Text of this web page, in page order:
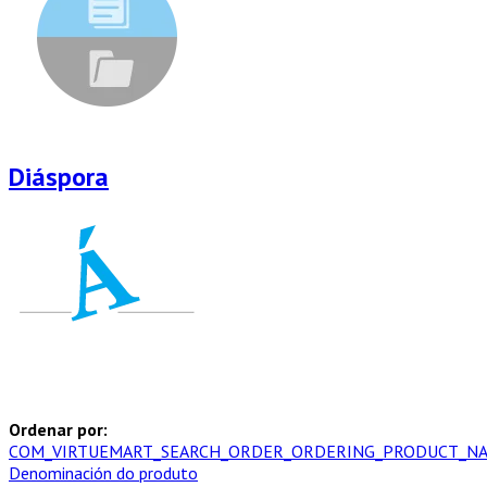
Diáspora
Ordenar por:
Denominación do produto